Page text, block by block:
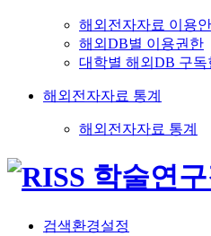
해외전자자료 이용
해외DB별 이용권한
대학별 해외DB 구독
해외전자자료 통계
해외전자자료 통계
검색환경설정